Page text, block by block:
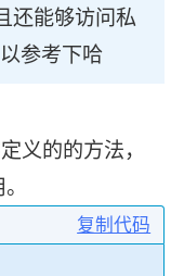
还能够访问私
参考下哈
义的的方法，
复制代码